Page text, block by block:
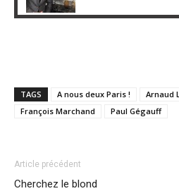
TAGS A nous deux Paris ! Arnaud
François Marchand
Paul Gégauff
Article précédent
Cherchez le blond